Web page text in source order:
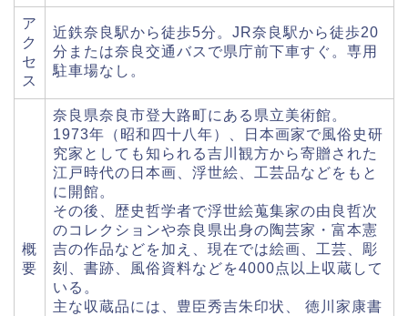
ア
ク
セ
ス
近鉄奈良駅から徒歩5分。JR奈良駅から徒歩20
分または奈良交通バスで県庁前下車すぐ。専用
駐車場なし。
概
要
奈良県奈良市登大路町にある県立美術館。
1973年（昭和四十八年）、日本画家で風俗史研
究家としても知られる吉川観方から寄贈された
江戸時代の日本画、浮世絵、工芸品などをもと
に開館。
その後、歴史哲学者で浮世絵蒐集家の由良哲次
のコレクションや奈良県出身の陶芸家・富本憲
吉の作品などを加え、現在では絵画、工芸、彫
刻、書跡、風俗資料などを4000点以上収蔵して
いる。
主な収蔵品には、豊臣秀吉朱印状、 徳川家康書